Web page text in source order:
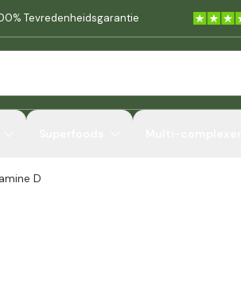
Tevredenheidsgarantie
D